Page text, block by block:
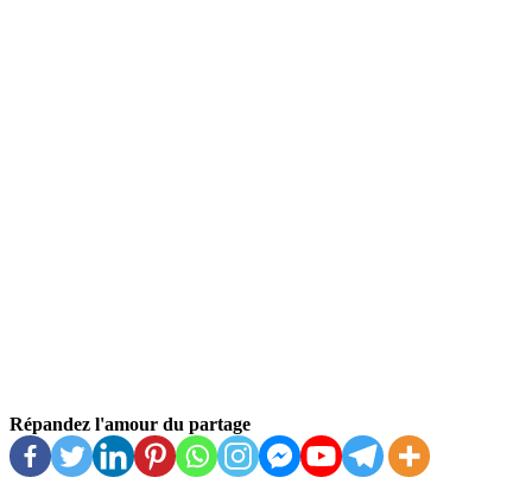
Répandez l'amour du partage